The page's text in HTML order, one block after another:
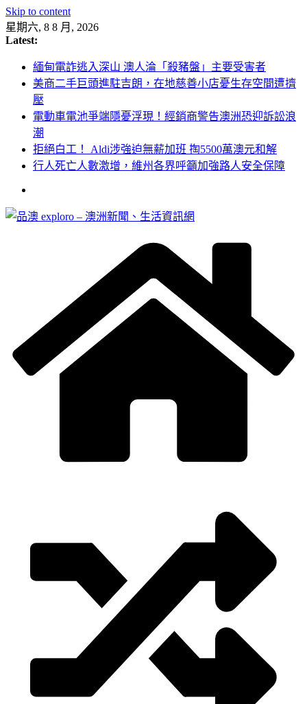
Skip to content
星期六, 8 8 月, 2026
Latest:
緬甸電詐逃入深山 澳人淪「殺豬盤」主要受害者
美商二手巨頭進駐吉朗，在地慈善小店憂生存空間遭擠
壓
電動車電池爭端隱憂浮現！經銷商警告澳洲恐迎訴訟浪
潮
拒絕白工！ Aldi涉強迫無薪加班 掏5500萬澳元和解
行人死亡人數激增，維州各界呼籲加強路人安全保障